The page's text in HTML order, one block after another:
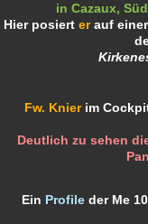
in Cazaux,
Hier posiert er auf
Fw. Knier im
Deutlich zu sehen
Ein Profileder Me